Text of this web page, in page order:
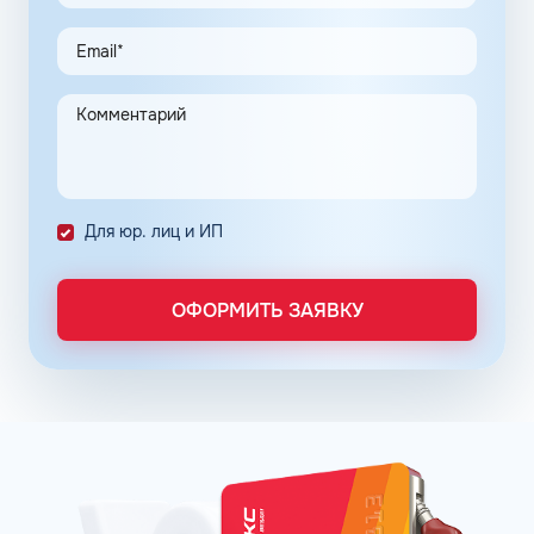
предусмотрена возможность покупки горючего и оплаты
дополнительных услуг по сниженным ценам. Этот
инструмент создан для упрощения ведения бизнеса
ООО и индивидуальных предпринимателей.
Предприятие переходит на безналичную систему
Постоянные клиенты сети АЗС Шелл в Миассе могут
заправлять автомобиль на условии постоплаты.
Заправочные карты для ИП и юридических лиц
оформляются по упрощенному порядку. Отчётность
формируется в личном кабинете, администратор может
получить информацию о транзакциях онлайн в любое
постоянных клиентов сети АЗС Шелл в Миассе
Челябинской области, владелец предприятия может
снизить расходы на топливо, контролировать бюджет и
Для юр. лиц и ИП
ОФОРМИТЬ ЗАЯВКУ